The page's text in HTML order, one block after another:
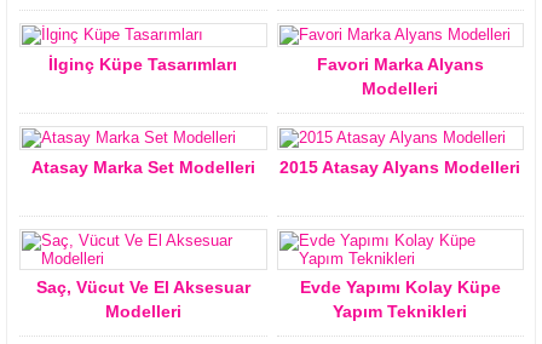
İlginç Küpe Tasarımları
Favori Marka Alyans
Modelleri
Atasay Marka Set Modelleri 2015 Atasay Alyans Modelleri
Saç, Vücut Ve El Aksesuar
Modelleri
Evde Yapımı Kolay Küpe
Yapım Teknikleri